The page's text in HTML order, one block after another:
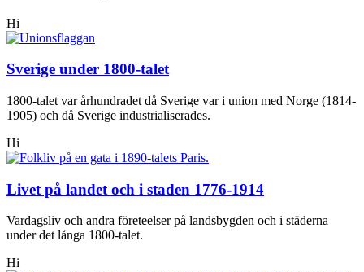
Hi
Sverige under 1800-talet
1800-talet var århundradet då Sverige var i union med Norge (1814-
1905) och då Sverige industrialiserades.
Hi
Livet på landet och i staden 1776-1914
Vardagsliv och andra företeelser på landsbygden och i städerna
under det långa 1800-talet.
Hi